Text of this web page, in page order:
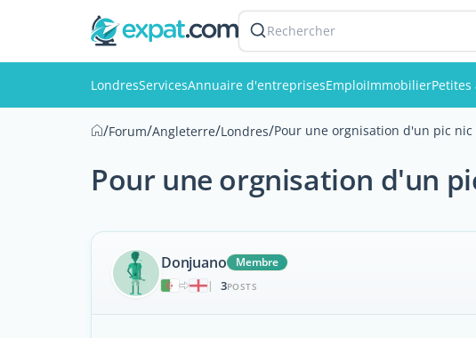
Rechercher
LondresServicesAnnuaire d'entreprisesEmploiImmobilierPetites
/Forum/Angleterre/Londres/Pour une orgnisation d'un pic
Pour une orgnisation d'un
Donjuano
Membre
|
3POSTS